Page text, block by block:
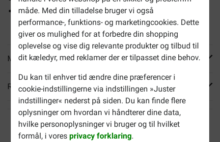
måde. Med din tilladelse bruger vi også
performance-, funktions- og marketingcookies. Dette
giver os mulighed for at forbedre din shopping
oplevelse og vise dig relevante produkter og tilbud til
dit kæledyr, med reklamer der er tilpasset dine behov.
Du kan til enhver tid ændre dine præferencer i
cookie-indstillingerne via indstillingen »Juster
indstillinger« nederst på siden. Du kan finde flere
oplysninger om hvordan vi håndterer dine data,
hvilke personoplysninger vi bruger og til hvilket
formål, i voresprivacy forklaring.
Dette tørfoder kan kombiner med tilsvarende vådfoder.
Du kan bestille detteseparatovenfor.
Mere info
Reviews